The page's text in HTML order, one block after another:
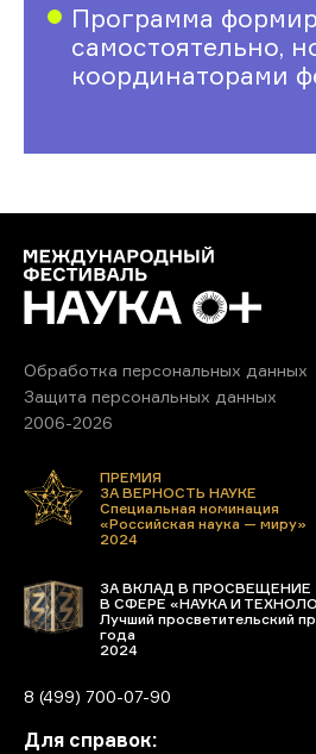
Программа
самостоятельно,
координаторами
Обработка персональных данных
Защита персональных данных
2006-2026
ПРЕМИЯ
ЗА ВЕРНОСТЬ НАУКЕ
Специальная номинация
«Российская наука — миру»
2024
ЗА ВКЛАД В ПРОСВЕЩЕНИЕ
В СФЕРЕ «НАУКА И
Лучший просветительский
года
2024
8 (499) 700-07-90
Для справок: